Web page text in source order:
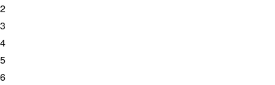
2
3
4
5
6